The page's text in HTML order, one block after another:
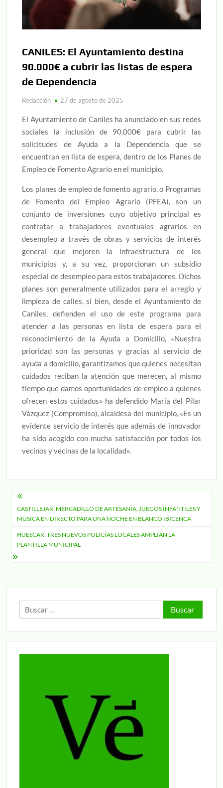
CANILES: El Ayuntamiento destina
90.000€ a cubrir las listas de espera
de Dependencia
Redacción 27 de agosto de 2025
El Ayuntamiento de Caniles ha anunciado en sus redes
sociales la inclusión de 90.000€ para cubrir las
solicitudes de Ayuda a la Dependencia que se
encuentran en lista de espera, dentro de los Planes de
Empleo de Fomento Agrario en el municipio.
Los planes de empleo de fomento agrario, o Programas
de Fomento del Empleo Agrario (PFEA), son un
conjunto de inversiones cuyo objetivo principal es
contratar a trabajadores eventuales agrarios en
desempleo a través de obras y servicios de interés
general que mejoren la infraestructura de los
municipios y, a su vez, proporcionan un subsidio
especial de desempleo para estos trabajadores. Dichos
planes son generalmente utilizados para el arreglo y
limpieza de calles, si bien, desde el Ayuntamiento de
Caniles, defienden el uso de este programa para
atender a las personas en lista de espera para el
reconocimiento de la Ayuda a Domicilio, «Nuestra
prioridad son las personas y gracias al servicio de
ayuda a domicilio, garantizamos que quienes necesitan
cuidados reciban la atención que merecen, al mismo
tiempo que damos oportunidades de empleo a quienes
ofrecen estos cuidados» ha defendido María del Pilar
Vázquez (Compromiso), alcaldesa del municipio, «Es un
evidente servicio de interés que además de innovador
ha sido acogido con mucha satisfacción por todos los
vecinos y vecinas de la localidad».
Navegación
de
entradas
CASTILLEJAR: MERCADILLO DE ARTESANÍA, JUEGOS INFANTILES Y
MÚSICA EN DIRECTO PARA UNA NOCHE EN BLANCO IBICENCA
HUESCAR: TRES NUEVOS POLICÍAS LOCALES AMPLÍAN LA
PLANTILLA MUNICIPAL
Buscar: